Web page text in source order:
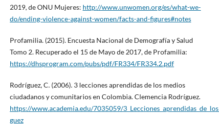
2019, de ONU Mujeres: http://www.unwomen.org/es/what-we-
do/ending-violence-against-women/facts-and-figures#notes
Profamilia. (2015). Encuesta Nacional de Demografía y Salud
Tomo 2. Recuperado el 15 de Mayo de 2017, de Profamilia:
https://dhsprogram.com/pubs/pdf/FR334/FR334.2.pdf
Rodríguez, C. (2006). 3 lecciones aprendidas de los medios
ciudadanos y comunitarios en Colombia. Clemencia Rodríguez.
https://www.academia.edu/7035059/
guez